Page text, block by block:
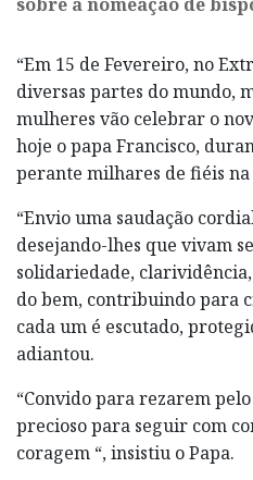
“Em 15 de Fevereiro, no
diversas partes do mundo,
mulheres vão celebrar o
hoje o papa Francisco,
perante milhares de fiéis na
“Envio uma saudação
desejando-lhes que vivam
solidariedade,
do bem, contribuindo para
cada um é escutado,
adiantou.
“Convido para rezarem
precioso para seguir com
coragem “, insistiu o Papa.